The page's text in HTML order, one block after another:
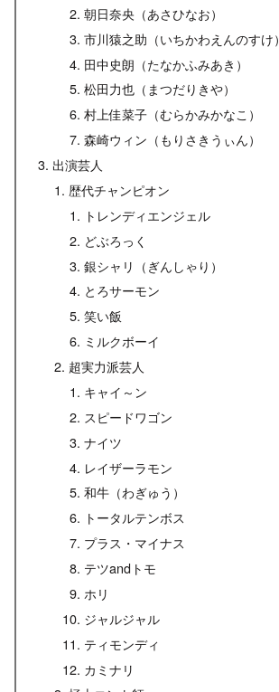
朝日奈央（あさひなお）
市川猿之助（いちかわえんのすけ）
田中史朗（たなかふみあき）
松田力也（まつだりきや）
村上佳菜子（むらかみかなこ）
森崎ウィン（もりさきうぃん）
出演芸人
歴代チャンピオン
トレンディエンジェル
どぶろっく
銀シャリ（ぎんしゃり）
とろサーモン
笑い飯
ミルクボーイ
超実力派芸人
キャイ～ン
スピードワゴン
ナイツ
レイザーラモン
和牛（わぎゅう）
トータルテンボス
プラス・マイナス
テツandトモ
ホリ
ジャルジャル
ティモンディ
カミナリ